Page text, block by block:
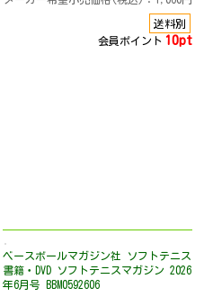
送料別
会員ポイント 10pt
ベースボールマガジン社 ソフトテニス
書籍・DVD ソフトテニスマガジン 2026
年6月号 BBM0592606